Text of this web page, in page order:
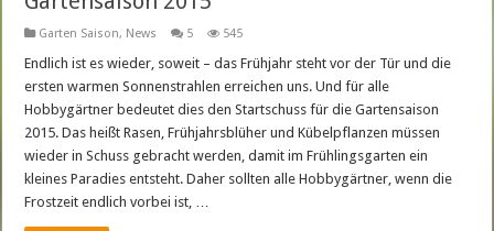
Garten Saison, News 5 545
Endlich ist es wieder, soweit – das Frühjahr steht vor der Tür und die
ersten warmen Sonnenstrahlen erreichen uns. Und für alle
Hobbygärtner bedeutet dies den Startschuss für die Gartensaison
2015. Das heißt Rasen, Frühjahrsblüher und Kübelpflanzen müssen
wieder in Schuss gebracht werden, damit im Frühlingsgarten ein
kleines Paradies entsteht. Daher sollten alle Hobbygärtner, wenn die
Frostzeit endlich vorbei ist, …